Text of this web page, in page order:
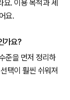
요. 이용 목적과 세
요.
가요?
준을 먼저 정리하
택이 훨씬 쉬워져